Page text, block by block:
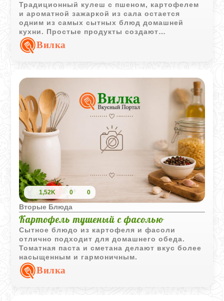
Традиционный кулеш с пшеном, картофелем
и ароматной зажаркой из сала остается
одним из самых сытных блюд домашней
кухни. Простые продукты создают
насыщенный вкус и густую текстуру.
Вилка
1,52K 0 0
Вторые Блюда
Картофель тушеный с фасолью
Сытное блюдо из картофеля и фасоли
отлично подходит для домашнего обеда.
Томатная паста и сметана делают вкус более
насыщенным и гармоничным.
Вилка